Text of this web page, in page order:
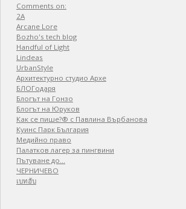
Comments on:
2A
Arcane Lore
Bozho's tech blog
Handful of Light
Lindeas
UrbanStyle
Архитектурно студио Архе
БЛОГодаря
Блогът на Гонзо
Блогът на Юруков
Как се пише?® с Павлина Върбанова
Куинс Парк България
Медийно право
Палатков лагер зa пингвини
Пътуване до…
ЧЕРНИЧЕВО
เบทฮับ